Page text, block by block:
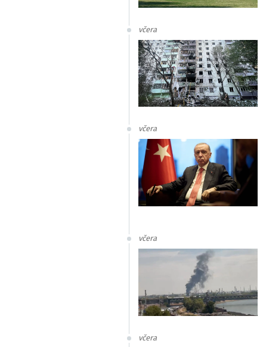
včera
včera
včera
včera